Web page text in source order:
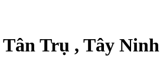
Trụ , Tây Ninh